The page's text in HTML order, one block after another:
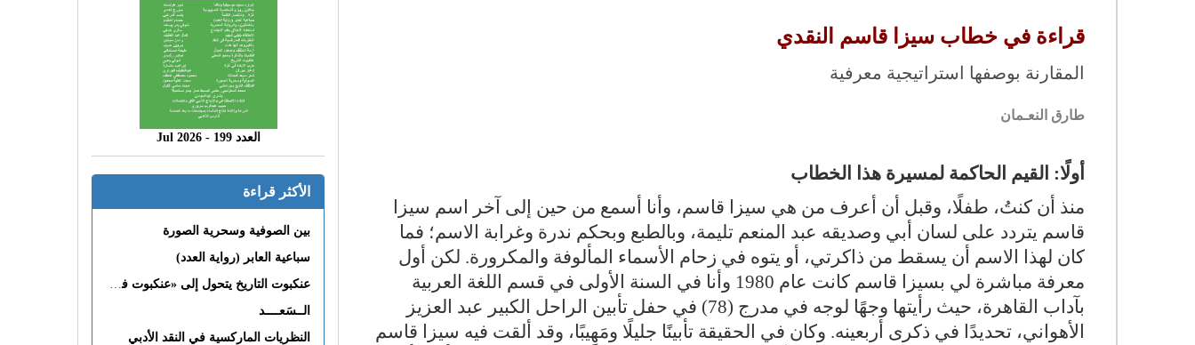
قراءة في خطاب سيزا قاسم النقدي
المقارنة بوصفها استراتيجية معرفية
طارق النعـمان
أولًا: القيم الحاكمة لمسيرة هذا الخطاب
منذ أن كنتُ، طفلًا، وقبل أن أعرف من هي سيزا قاسم، وأنا أسمع من حين إلى آخر اسم سيزا
قاسم يتردد على لسان أبي وصديقه عبد المنعم تليمة، وبالطبع وبحكم ندرة وغرابة الاسم؛ فما
كان لهذا الاسم أن يسقط من ذاكرتي، أو يتوه في زحام الأسماء المألوفة والمكرورة. لكن أول
معرفة مباشرة لي بسيزا قاسم كانت عام 1980 وأنا في السنة الأولى في قسم اللغة العربية
بآداب القاهرة، حيث رأيتها وجهًا لوجه في مدرج (78) في حفل تأبين الراحل الكبير عبد العزيز
الأهواني، تحديدًا في ذكرى أربعينه. وكان في الحقيقة تأبينًا جليلًا ومَهِيبًا، وقد ألقت فيه سيزا قاسم
العدد 199 - 2026 Jul
الأكثر قراءة
بين الصوفية وسحرية الصورة
سباعية العابر (رواية العدد)
عنكبوت التاريخ يتحول إلى «عنكبوت فى القلب»
الــسَعــــد
النظريات الماركسية في النقد الأدبي